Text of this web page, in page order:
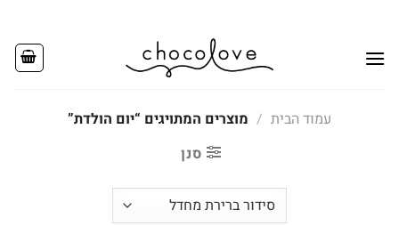
content
עמוד הבית / מוצרים המתויגים “יום הולדת”
סנן